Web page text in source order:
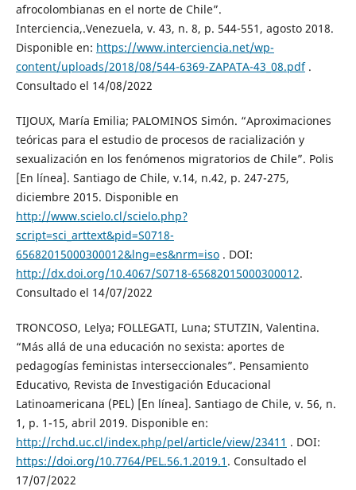
afrocolombianas en el norte de Chile”.
Interciencia,.Venezuela, v. 43, n. 8, p. 544-551, agosto 2018.
Disponible en: https://www.interciencia.net/wp-
content/uploads/2018/08/544-6369-ZAPATA-43_08.pdf.
Consultado el 14/08/2022
TIJOUX, María Emilia; PALOMINOS Simón. “Aproximaciones
teóricas para el estudio de procesos de racialización y
sexualización en los fenómenos migratorios de Chile”. Polis
[En línea]. Santiago de Chile, v.14, n.42, p. 247-275,
diciembre 2015. Disponible en
http://www.scielo.cl/scielo.php?
script=sci_arttext&pid=S0718-
65682015000300012&lng=es&nrm=iso. DOI:
http://dx.doi.org/10.4067/S0718-65682015000300012.
Consultado el 14/07/2022
TRONCOSO, Lelya; FOLLEGATI, Luna; STUTZIN, Valentina.
“Más allá de una educación no sexista: aportes de
pedagogías feministas interseccionales”. Pensamiento
Educativo, Revista de Investigación Educacional
Latinoamericana (PEL) [En línea]. Santiago de Chile, v. 56, n.
1, p. 1-15, abril 2019. Disponible en:
http://rchd.uc.cl/index.php/pel/article/view/23411 . DOI:
https://doi.org/10.7764/PEL.56.1.2019.1 . Consultado el
17/07/2022